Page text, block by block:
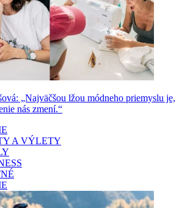
„Najväčšou lžou módneho priemyslu je,
nás zmení.“
A VÝLETY